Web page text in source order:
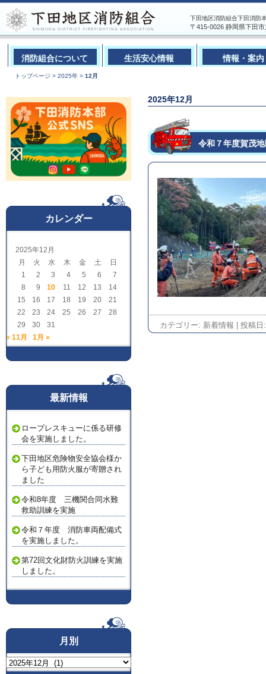
下田地区消防組合下田消防
〒415-0026 静岡県下田
消防組合について 生活安心情報 情報・案内
トップページ > 2025年 > 12月
2025年12月
令和７年度賀茂
カテゴリー: 新着情報 | 投稿
カレンダー
2025年12月
月
火 水 木 金 土
日
1
2 3 4 5 6
7
8
9 10 11 12 13
14
15
16 17 18 19 20
21
22
23 24 25 26 27
28
29
30
31
« 11月
1月 »
最新情報
ロープレスキューに係る研修
会を実施しました。
下田地区危険物安全協会様か
ら子ども用防火服が寄贈され
ました
令和8年度 三機関合同水難
救助訓練を実施
令和７年度 消防車両配備式
を実施しました。
第72回文化財防火訓練を実施
しました。
月別
月
別